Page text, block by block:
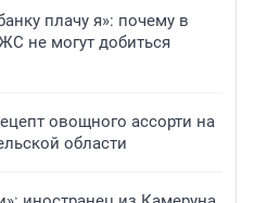
плачу я»: почему в
не могут добиться
овощного ассорти на
области